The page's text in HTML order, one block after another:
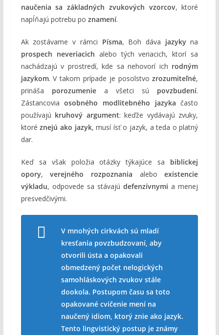
naučenia sa základných zvukových vzorcov, ktoré
napĺňajú potrebu po znamení.
Ak zostávame v rámci Písma, Boh dáva jazykyna
prospech neveriacich alebo tých veriacich, ktorí sa
nachádzajú v prostredí, kde sa nehovorí ich rodným
jazykom. V takom prípade je posolstvozrozumiteľné,
prináša porozumeniea všetci sú povzbudení.
Zástancoviaosobného modlitebného jazyka často
používajú kruhový argument: keďže vydávajú zvuky,
ktoréznejú ako jazyk, musí ísť o jazyk, a teda o platný
dar.
Keď sa však položia otázky týkajúce sa biblickej
opory,verejného rozpoznania aleboexistencie
výkladu, odpovede sa stávajúdefenzívnymi a menej
presvedčivými.
V mnohých cirkvách sú mladí
kresťania povzbudzovaní, aby
otvorili ústa a opakovali
obmedzený počet nelogických
samohláskových zvukov stále
dookola. Postupom času sa toto
opakované cvičenie mení na
naučený idiom, ktorý znie ako jazyk.
Tento lingvistický postup je známy